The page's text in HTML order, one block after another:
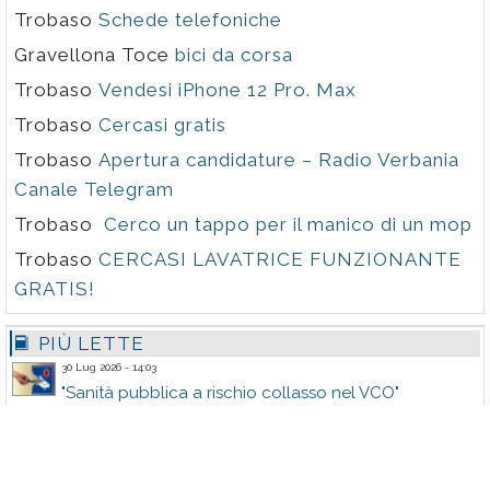
Trobaso Schede telefoniche
Gravellona Toce bici da corsa
Trobaso Vendesi iPhone 12 Pro. Max
Trobaso Cercasi gratis
Trobaso Apertura candidature – Radio Verbania
Canale Telegram
Trobaso Cerco un tappo per il manico di un mop
Trobaso CERCASI LAVATRICE FUNZIONANTE
GRATIS!
PIÙ LETTE
30 Lug 2026 - 14:03
"Sanità pubblica a rischio collasso nel VCO"